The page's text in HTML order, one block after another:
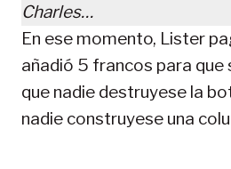
Charles…
En ese momento, Lister
añadió 5 francos para que
que nadie destruyese la
nadie construyese una